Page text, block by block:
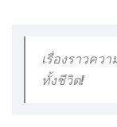
เรื่องราวคว
ทั้งชีวิต!